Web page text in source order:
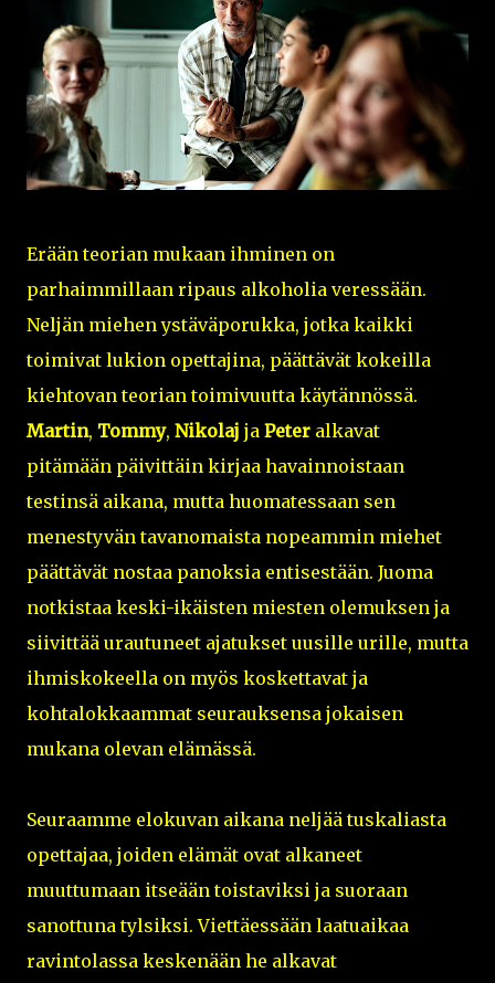
Erään teorian mukaan ihminen on
parhaimmillaan ripaus alkoholia veressään.
Neljän miehen ystäväporukka, jotka kaikki
toimivat lukion opettajina, päättävät kokeilla
kiehtovan teorian toimivuutta käytännössä.
Martin, Tommy, Nikolaj ja Peter alkavat
pitämään päivittäin kirjaa havainnoistaan
testinsä aikana, mutta huomatessaan sen
menestyvän tavanomaista nopeammin miehet
päättävät nostaa panoksia entisestään. Juoma
notkistaa keski-ikäisten miesten olemuksen ja
siivittää urautuneet ajatukset uusille urille, mutta
ihmiskokeella on myös koskettavat ja
kohtalokkaammat seurauksensa jokaisen
mukana olevan elämässä.
Seuraamme elokuvan aikana neljää tuskaliasta
opettajaa, joiden elämät ovat alkaneet
muuttumaan itseään toistaviksi ja suoraan
sanottuna tylsiksi. Viettäessään laatuaikaa
ravintolassa keskenään he alkavat